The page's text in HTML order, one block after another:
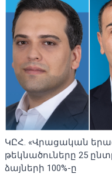
ԿԸՀ. «Վրացական
թեկնածուները 25
ձայների 100%-ը